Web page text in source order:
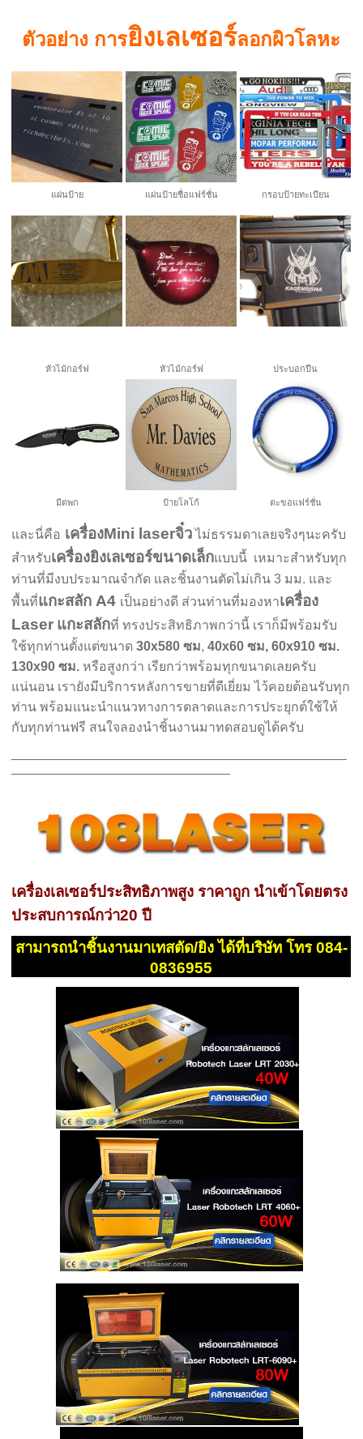
ตัวอย่าง การยิงเลเซอร์ลอกผิวโลหะ
แผ่นป้าย แผ่นป้ายชื่อแฟร์ชั่น กรอบป้ายทะเบียน
หัวไม้กอร์ฟ หัวไม้กอร์ฟ ประบอกปืน
มีดพก ป้ายโลโก้ ตะขอแฟร์ชั่น
และนี่คือ เครื่องMini laserจิ๋วไม่ธรรมดาเลยจริงๆนะครับ
สำหรับเครื่องยิงเลเซอร์ขนาดเล็กแบบนี้ เหมาะสำหรับทุก
ท่านที่มีงบประมาณจำกัด และชิ้นงานตัดไม่เกิน 3 มม. และ
พื้นที่แกะสลัก A4 เป็นอย่างดี ส่วนท่านที่มองหาเครื่อง
Laser แกะสลักที่ ทรงประสิทธิภาพกว่านี้ เราก็มีพร้อมรับ
ใช้ทุกท่านตั้งแต่ขนาด30x580 ซม,40x60 ซม, 60x910 ซม.
130x90 ซม. หรือสูงกว่า เรียกว่าพร้อมทุกขนาดเลยครับ
แน่นอน เรายังมีบริการหลังการขายที่ดีเยี่ยม ไว้คอยต้อนรับทุก
ท่าน พร้อมแนะนำแนวทางการตลาดและการประยุกต์ใช้ให้
กับทุกท่านฟรี สนใจลองนำชิ้นงานมาทดสอบดูได้ครับ
เครื่องเลเซอร์ประสิทธิภาพสูง ราคาถูก นำเข้าโดยตรง
ประสบการณ์กว่า20 ปี
สามารถนำชิ้นงานมาเทสตัด/ยิง ได้ที่บริษัท โทร 084-
0836955